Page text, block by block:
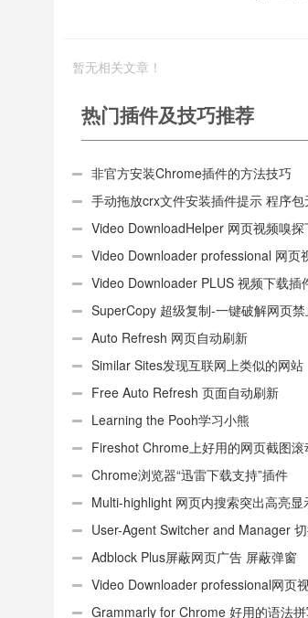
暂无相关文章！
热门插件及技巧推荐
非官方安装Chrome插件的方法技巧
手动拖放crx文件安装插件提示 程序包
效:“CEX_HEADER_INVALID”的解决办法
Video DownloadHelper 网页视频嗅探
Video Downloader professional 网页
Video Downloader PLUS 视频下载插
SuperCopy 超级复制-一键破解网页
制 Auto Refresh 网页自动刷新
Similar Sites发现互联网上类似的网站
Free Auto Refresh 页面自动刷新
Learning the Pooh学习小熊
Fireshot Chrome上好用的网页截图
页）Chrome浏览器“迅雷下载支持”插件
Multi-highlight 网页内搜索突出高亮显
User-Agent Switcher and Manager
或UA)Adblock Plus屏蔽网页广告 屏蔽弹窗
Video Downloader professional网页
Grammarly for Chrome 好用的语法